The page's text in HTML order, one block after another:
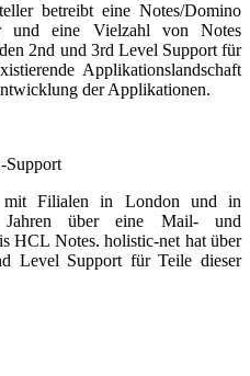
betreibt eine Notes/Domino
und eine Vielzahl von Notes
2nd und 3rd Level Support für
Applikationslandschaft
der Applikationen.
Support
mit Filialen in London und in
über eine Mail- und
HCL Notes. holistic-net hat über
Level Support für Teile dieser